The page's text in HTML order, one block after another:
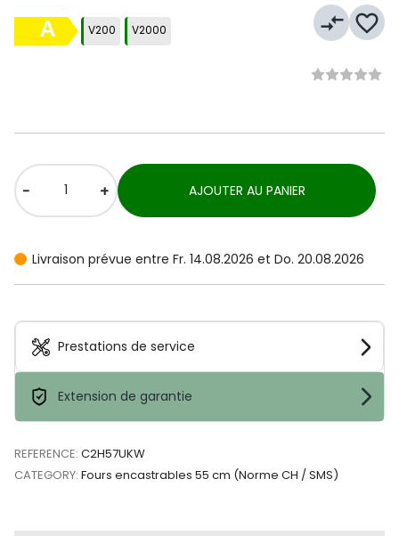
A V200 V2000 compare_arrows favorite_border
- + AJOUTER AU PANIER
Livraison prévue entre Fr. 14.08.2026 et Do. 20.08.2026
Prestations de service
Extension de garantie
REFERENCE: C2H57UKW
CATEGORY: Fours encastrables 55 cm (Norme CH / SMS)